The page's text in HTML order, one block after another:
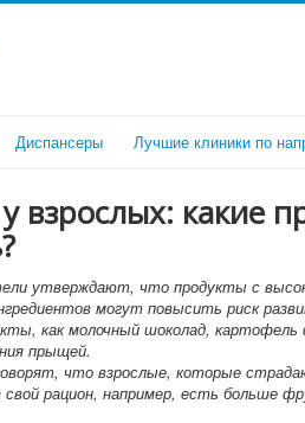
Диспансеры Лучшие клиники по
взрослых: какие
утверждают, что продукты с
могут повысить риск
как молочный шоколад,
прыщей.
что взрослые, которые
свой рацион, например, есть больше